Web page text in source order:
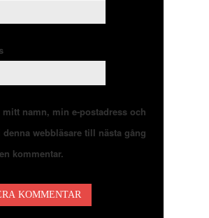
mitt namn, min e-postadress och
webbläsare till nästa gång
kommentar.